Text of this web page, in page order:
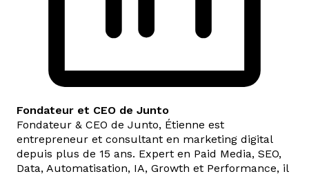
Fondateur et CEO de Junto
Fondateur & CEO de Junto, Étienne est
entrepreneur et consultant en marketing digital
depuis plus de 15 ans. Expert en Paid Media, SEO,
Data, Automatisation, IA, Growth et Performance, il